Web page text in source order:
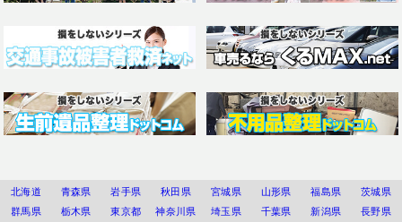
北海道 青森県 岩手県 秋田県 宮城県 山形県 福島県
茨城県
群馬県
栃木県 東京都 神奈川県 埼玉県 千葉県 新潟県
長野県